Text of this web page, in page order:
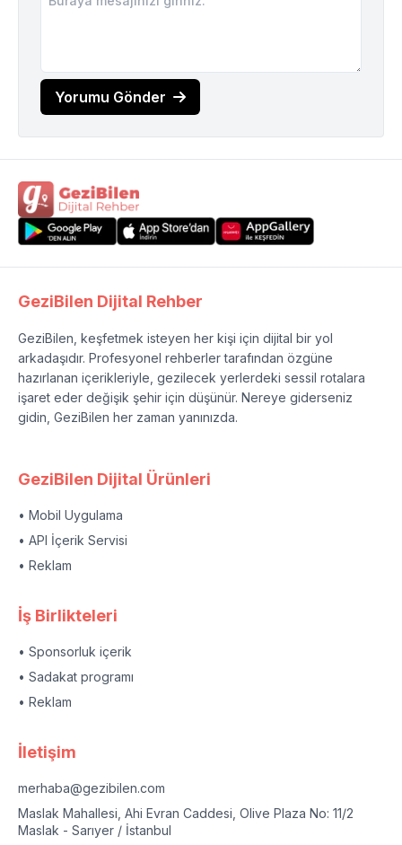
Yorumu Gönder
GeziBilen Dijital Rehber
GeziBilen, keşfetmek isteyen her kişi için dijital bir yol
arkadaşıdır. Profesyonel rehberler tarafından özgüne
hazırlanan içerikleriyle, gezilecek yerlerdeki sessil rotalara
işaret eder değişik şehir için düşünür. Nereye giderseniz
gidin, GeziBilen her zaman yanınızda.
GeziBilen Dijital Ürünleri
• Mobil Uygulama
• API İçerik Servisi
• Reklam
İş Birlikteleri
• Sponsorluk içerik
• Sadakat programı
• Reklam
İletişim
merhaba@gezibilen.com
Maslak Mahallesi, Ahi Evran Caddesi, Olive Plaza No: 11/2
Maslak - Sarıyer / İstanbul